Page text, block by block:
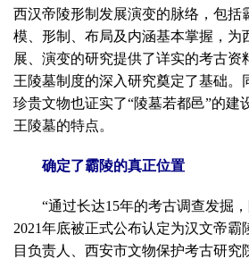
西汉帝陵形制发展演变的脉络，包括
模、形制、布局及内涵基本掌握，为
展、演变的研究提供了详实的考古资
王陵墓制度的深入研究奠定了基础。
珍贵文物也证实了“陵墓若都邑”的建
王陵墓的特点。
确定了霸陵的真正位置
“通过长达15年的考古调查发掘，
2021年底被正式公布认定为汉文帝霸
目负责人、西安市文物保护考古研究